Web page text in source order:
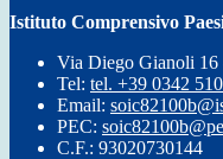
Istituto Comprensivo
Via Diego Gianoli 16
Tel: tel. +39 0342
Email:
PEC:
C.F.: 93020730144